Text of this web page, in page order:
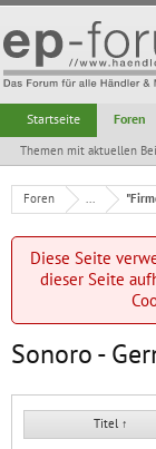
Foren ...
Diese Seite
dieser Seite
Sonoro -
Titel ↑
Startseite Foren
Themen mit aktuellen